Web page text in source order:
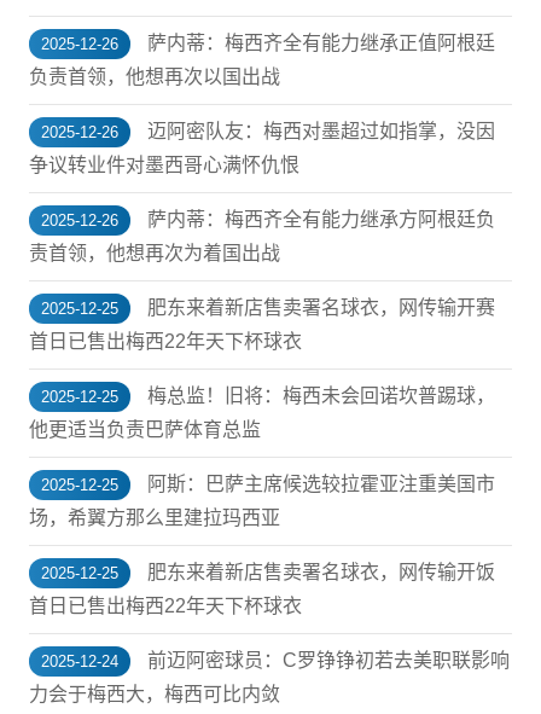
2025-12-26
萨内蒂：梅西齐全有能力继承正值阿根廷
负责首领，他想再次以国出战
2025-12-26
迈阿密队友：梅西对墨超过如指掌，没因
争议转业件对墨西哥心满怀仇恨
2025-12-26
萨内蒂：梅西齐全有能力继承方阿根廷负
责首领，他想再次为着国出战
2025-12-25
肥东来着新店售卖署名球衣，网传输开赛
首日已售出梅西22年天下杯球衣
2025-12-25
梅总监！旧将：梅西未会回诺坎普踢球，
他更适当负责巴萨体育总监
2025-12-25
阿斯：巴萨主席候选较拉霍亚注重美国市
场，希翼方那么里建拉玛西亚
2025-12-25
肥东来着新店售卖署名球衣，网传输开饭
首日已售出梅西22年天下杯球衣
2025-12-24
前迈阿密球员：C罗铮铮初若去美职联影响
力会于梅西大，梅西可比内敛